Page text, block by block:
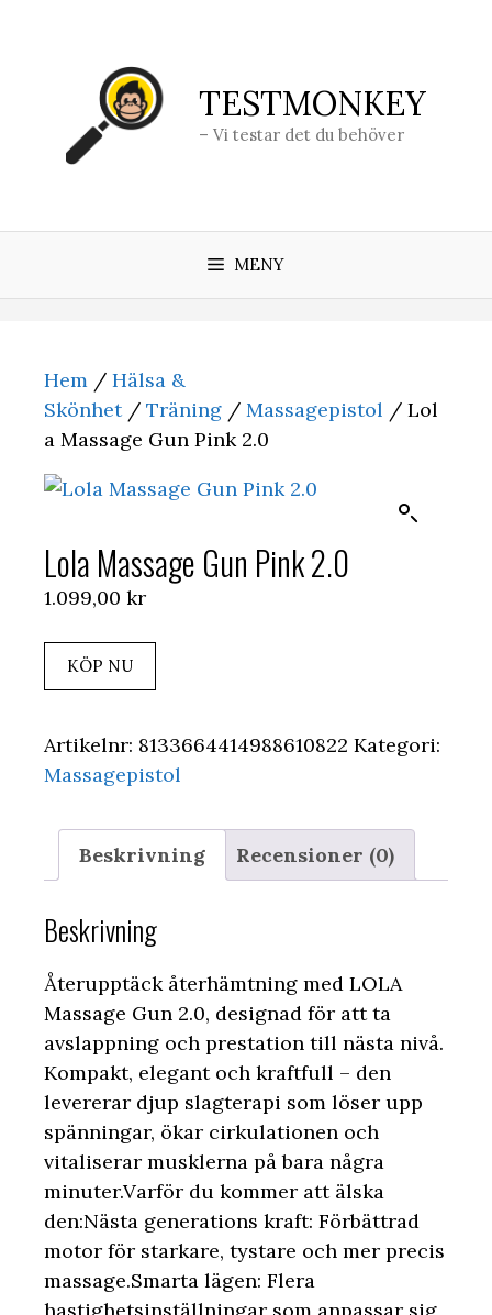
TESTMONKEY
– Vi testar det du behöver
MENY
Hem / Hälsa &
Skönhet/ Träning / Massagepistol / Lol
a Massage Gun Pink 2.0
Lola Massage Gun Pink 2.0
1.099,00 kr
KÖP NU
Artikelnr: 8133664414988610822 Kategori:
Massagepistol
Beskrivning Recensioner (0)
Beskrivning
Återupptäck återhämtning med LOLA
Massage Gun 2.0, designad för att ta
avslappning och prestation till nästa nivå.
Kompakt, elegant och kraftfull – den
levererar djup slagterapi som löser upp
spänningar, ökar cirkulationen och
vitaliserar musklerna på bara några
minuter.Varför du kommer att älska
den:Nästa generations kraft: Förbättrad
motor för starkare, tystare och mer precis
massage.Smarta lägen: Flera
hastighetsinställningar som anpassar sig